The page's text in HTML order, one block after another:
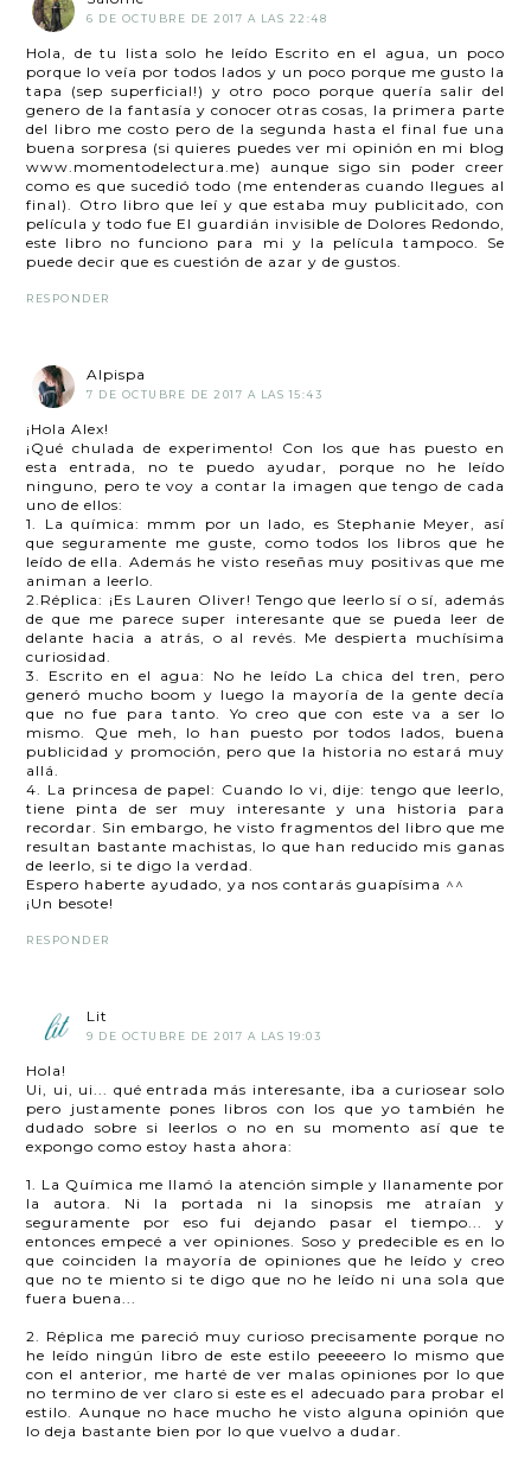
6 DE OCTUBRE DE 2017 A LAS 22:48
Hola, de tu lista solo he leído Escrito en el agua, un poco
porque lo veía por todos lados y un poco porque me gusto la
tapa (sep superficial!) y otro poco porque quería salir del
genero de la fantasía y conocer otras cosas, la primera parte
del libro me costo pero de la segunda hasta el final fue una
buena sorpresa (si quieres puedes ver mi opinión en mi blog
www.momentodelectura.me) aunque sigo sin poder creer
como es que sucedió todo (me entenderas cuando llegues al
final). Otro libro que leí y que estaba muy publicitado, con
película y todo fue El guardián invisible de Dolores Redondo,
este libro no funciono para mi y la película tampoco. Se
puede decir que es cuestión de azar y de gustos.
RESPONDER
Alpispa
7 DE OCTUBRE DE 2017 A LAS 15:43
¡Hola Alex!
¡Qué chulada de experimento! Con los que has puesto en
esta entrada, no te puedo ayudar, porque no he leído
ninguno, pero te voy a contar la imagen que tengo de cada
uno de ellos:
1. La química: mmm por un lado, es Stephanie Meyer, así
que seguramente me guste, como todos los libros que he
leído de ella. Además he visto reseñas muy positivas que me
animan a leerlo.
2.Réplica: ¡Es Lauren Oliver! Tengo que leerlo sí o sí, además
de que me parece super interesante que se pueda leer de
delante hacia a atrás, o al revés. Me despierta muchísima
curiosidad.
3. Escrito en el agua: No he leído La chica del tren, pero
generó mucho boom y luego la mayoría de la gente decía
que no fue para tanto. Yo creo que con este va a ser lo
mismo. Que meh, lo han puesto por todos lados, buena
publicidad y promoción, pero que la historia no estará muy
allá.
4. La princesa de papel: Cuando lo vi, dije: tengo que leerlo,
tiene pinta de ser muy interesante y una historia para
recordar. Sin embargo, he visto fragmentos del libro que me
resultan bastante machistas, lo que han reducido mis ganas
de leerlo, si te digo la verdad.
Espero haberte ayudado, ya nos contarás guapísima ^^
¡Un besote!
RESPONDER
Lit
9 DE OCTUBRE DE 2017 A LAS 19:03
Hola!
Ui, ui, ui... qué entrada más interesante, iba a curiosear solo
pero justamente pones libros con los que yo también he
dudado sobre si leerlos o no en su momento así que te
expongo como estoy hasta ahora:
1. La Química me llamó la atención simple y llanamente por
la autora. Ni la portada ni la sinopsis me atraían y
seguramente por eso fui dejando pasar el tiempo... y
entonces empecé a ver opiniones. Soso y predecible es en lo
que coinciden la mayoría de opiniones que he leído y creo
que no te miento si te digo que no he leído ni una sola que
fuera buena...
2. Réplica me pareció muy curioso precisamente porque no
he leído ningún libro de este estilo peeeeero lo mismo que
con el anterior, me harté de ver malas opiniones por lo que
no termino de ver claro si este es el adecuado para probar el
estilo. Aunque no hace mucho he visto alguna opinión que
lo deja bastante bien por lo que vuelvo a dudar.